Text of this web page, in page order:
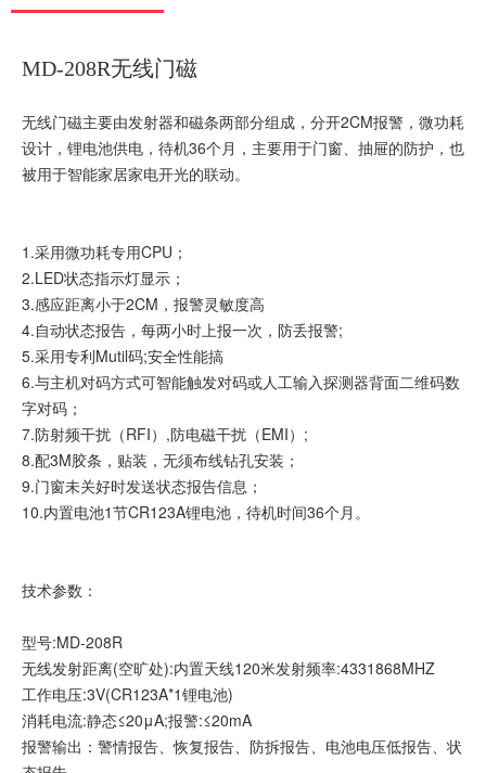
MD-208R无线门磁
无线门磁主要由发射器和磁条两部分组成，分开2CM报警，微功耗
设计，锂电池供电，待机36个月，主要用于门窗、抽屉的防护，也
被用于智能家居家电开光的联动。
1.采用微功耗专用CPU；
2.LED状态指示灯显示；
3.感应距离小于2CM，报警灵敏度高
4.自动状态报告，每两小时上报一次，防丢报警;
5.采用专利Mutil码;安全性能搞
6.与主机对码方式可智能触发对码或人工输入探测器背面二维码数
字对码；
7.防射频干扰（RFI）,防电磁干扰（EMI）;
8.配3M胶条，贴装，无须布线钻孔安装；
9.门窗未关好时发送状态报告信息；
10.内置电池1节CR123A锂电池，待机时间36个月。
技术参数：
型号:MD-208R
无线发射距离(空旷处):内置天线120米发射频率:4331868MHZ
工作电压:3V(CR123A*1锂电池)
消耗电流:静态≤20μA;报警:≤20mA
报警输出：警情报告、恢复报告、防拆报告、电池电压低报告、状